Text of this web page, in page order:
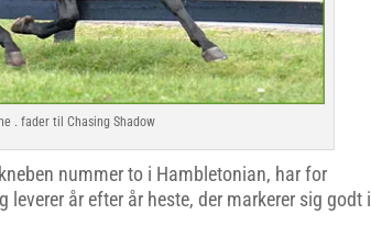
. fader til Chasing Shadow
nummer to i Hambletonian, har for
år efter år heste, der markerer sig godt i